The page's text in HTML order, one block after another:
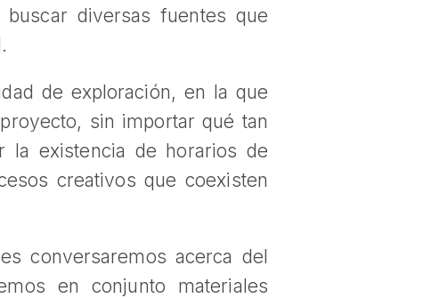
diversas fuentes que
de exploración, en la que
sin importar qué tan
la existencia de horarios de
creativos que coexisten
conversaremos acerca del
en conjunto materiales